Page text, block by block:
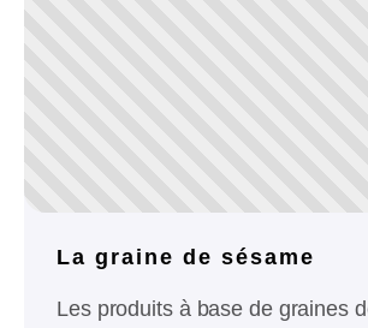
La graine de sésame
Les produits à base de graines